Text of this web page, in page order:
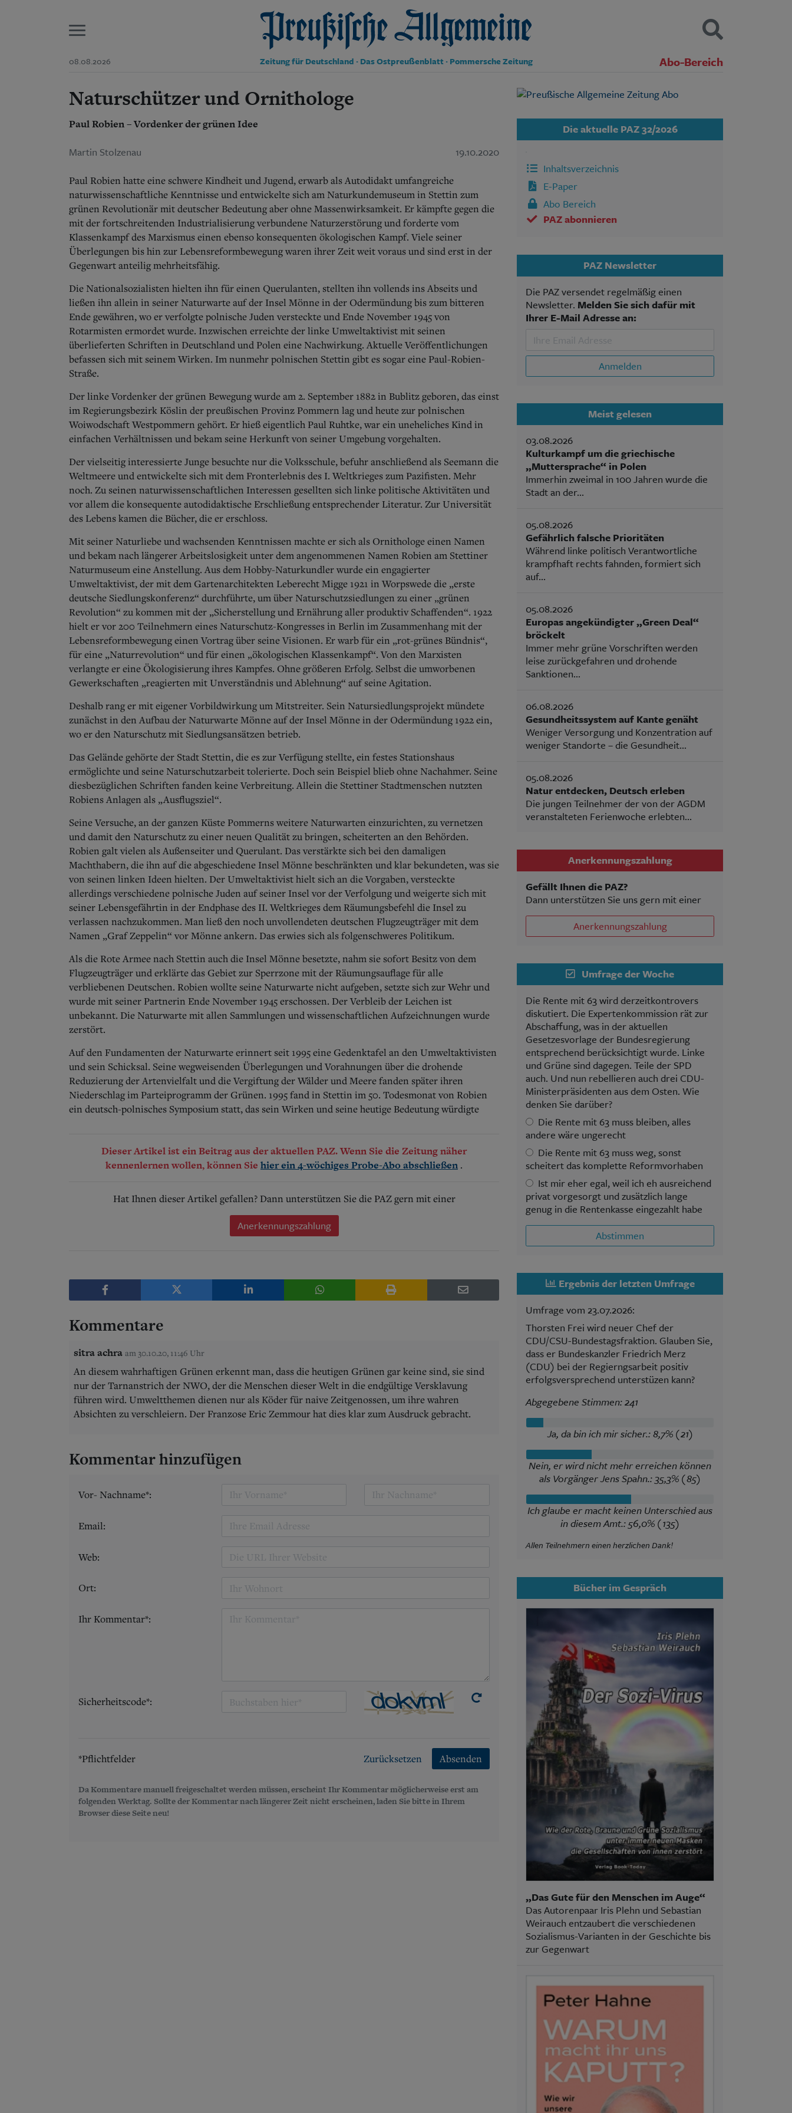
08.08.2026 Preußische Allgemeine Zeitung
Zeitung für Deutschland · Das Ostpreußenblatt · Pommersche Zeitung Abo-Bereich
Start
Wer wir sind
Aktuelle Ausgabe
Abonnenten-Login
Abonnent werden
Abo Prämien
Mediadaten
Ostpreußen
Pommern
Berlin-Brandenburg
Schlesien
Danzig und Westpreußen
Bücher
Kontakt
Datenschutz
Suchen und finden
SUCHEN
Naturschützer und Ornithologe
Paul Robien – Vordenker der grünen Idee
Martin Stolzenau 19.10.2020
Paul Robien hatte eine schwere Kindheit und Jugend, erwarb als Autodidakt umfangreiche
naturwissenschaftliche Kenntnisse und entwickelte sich am Naturkundemuseum in Stettin zum
grünen Revolutionär mit deutscher Bedeutung aber ohne Massenwirksamkeit. Er kämpfte gegen die
mit der fortschreitenden Industrialisierung verbundene Naturzerstörung und forderte vom
Klassenkampf des Marxismus einen ebenso konsequenten ökologischen Kampf. Viele seiner
Überlegungen bis hin zur Lebensreformbewegung waren ihrer Zeit weit voraus und sind erst in der
Gegenwart anteilig mehrheitsfähig.
Die Nationalsozialisten hielten ihn für einen Querulanten, stellten ihn vollends ins Abseits und
ließen ihn allein in seiner Naturwarte auf der Insel Mönne in der Odermündung bis zum bitteren
Ende gewähren, wo er verfolgte polnische Juden versteckte und Ende November 1945 von
Rotarmisten ermordet wurde. Inzwischen erreichte der linke Umweltaktivist mit seinen
überlieferten Schriften in Deutschland und Polen eine Nachwirkung. Aktuelle Veröffentlichungen
befassen sich mit seinem Wirken. Im nunmehr polnischen Stettin gibt es sogar eine Paul-Robien-
Straße.
Der linke Vordenker der grünen Bewegung wurde am 2. September 1882 in Bub­litz geboren, das einst
im Regierungsbezirk Köslin der preußischen Provinz Pommern lag und heute zur polnischen
Woiwodschaft Westpommern gehört. Er hieß eigentlich Paul Ruhtke, war ein uneheliches Kind in
einfachen Verhältnissen und bekam seine Herkunft von seiner Umgebung vorgehalten.
Der vielseitig interessierte Junge besuchte nur die Volksschule, befuhr anschließend als Seemann die
Weltmeere und entwickelte sich mit dem Fronterlebnis des I. Weltkrieges zum Pazifisten. Mehr
noch. Zu seinen naturwissenschaftlichen Interessen gesellten sich linke politische Aktivitäten und
vor allem die konsequente autodidaktische Erschließung entsprechender Literatur. Zur Universität
des Lebens kamen die Bücher, die er erschloss.
Mit seiner Naturliebe und wachsenden Kenntnissen machte er sich als Ornithologe einen Namen
und bekam nach längerer Arbeitslosigkeit unter dem angenommenen Namen Robien am Stettiner
Naturmuseum eine Anstellung. Aus dem Hobby-Naturkundler wurde ein engagierter
Umweltaktivist, der mit dem Gartenarchitekten Leberecht Migge 1921 in Worpswede die „erste
deutsche Siedlungskonferenz“ durchführte, um über Naturschutzsiedlungen zu einer „grünen
Revolution“ zu kommen mit der „Sicherstellung und Ernährung aller produktiv Schaffenden“. 1922
hielt er vor 200 Teilnehmern eines Naturschutz-Kongresses in Berlin im Zusammenhang mit der
Lebensreformbewegung einen Vortrag über seine Visionen. Er warb für ein „rot-grünes Bündnis“,
für eine „Naturrevolution“ und für einen „ökologischen Klassenkampf“. Von den Marxisten
verlangte er eine Ökologisierung ihres Kampfes. Ohne größeren Erfolg. Selbst die umworbenen
Gewerkschaften „reagierten mit Unverständnis und Ablehnung“ auf seine Agitation.
Deshalb rang er mit eigener Vorbildwirkung um Mitstreiter. Sein Natursiedlungsprojekt mündete
zunächst in den Aufbau der Naturwarte Mönne auf der Insel Mönne in der Odermündung 1922 ein,
wo er den Naturschutz mit Siedlungsansätzen betrieb.
Das Gelände gehörte der Stadt Stettin, die es zur Verfügung stellte, ein festes Stationshaus
ermöglichte und seine Naturschutzarbeit tolerierte. Doch sein Beispiel blieb ohne Nachahmer. Seine
diesbezüglichen Schriften fanden keine Verbreitung. Allein die Stettiner Stadtmenschen nutzten
Robiens Anlagen als „Ausflugsziel“.
Seine Versuche, an der ganzen Küste Pommerns weitere Naturwarten einzurichten, zu vernetzen
und damit den Naturschutz zu einer neuen Qualität zu bringen, scheiterten an den Behörden.
Robien galt vielen als Außenseiter und Querulant. Das verstärkte sich bei den damaligen
Machthabern, die ihn auf die abgeschiedene Insel Mönne beschränkten und klar bekundeten, was sie
von seinen linken Ideen hielten. Der Umweltaktivist hielt sich an die Vorgaben, versteckte
allerdings verschiedene polnische Juden auf seiner Insel vor der Verfolgung und weigerte sich mit
seiner Lebensgefährtin in der Endphase des II. Weltkrieges dem Räumungsbefehl die Insel zu
verlassen nachzukommen. Man ließ den noch unvollendeten deutschen Flugzeugträger mit dem
Namen „Graf Zeppelin“ vor Mönne ankern. Das erwies sich als folgenschweres Politikum.
Als die Rote Armee nach Stettin auch die Insel Mönne besetzte, nahm sie sofort Besitz von dem
Flugzeugträger und erklärte das Gebiet zur Sperrzone mit der Räumungsauflage für alle
verbliebenen Deutschen. Robien wollte seine Naturwarte nicht aufgeben, setzte sich zur Wehr und
wurde mit seiner Partnerin Ende November 1945 erschossen. Der Verbleib der Leichen ist
unbekannt. Die Naturwarte mit allen Sammlungen und wissenschaftlichen Aufzeichnungen wurde
zerstört.
Auf den Fundamenten der Naturwarte erinnert seit 1995 eine Gedenktafel an den Umweltaktivisten
und sein Schicksal. Seine wegweisenden Überlegungen und Vorahnungen über die drohende
Reduzierung der Artenvielfalt und die Vergiftung der Wälder und Meere fanden später ihren
Niederschlag im Parteiprogramm der Grünen. 1995 fand in Stettin im 50. Todesmonat von Robien
ein deutsch-polnisches Symposium statt, das sein Wirken und seine heutige Bedeutung würdigte
Dieser Artikel ist ein Beitrag aus der aktuellen PAZ. Wenn Sie die Zeitung näher
kennenlernen wollen, können Sie hier ein 4-wöchiges Probe-Abo abschließen .
Hat Ihnen dieser Artikel gefallen? Dann unterstützen Sie die PAZ gern mit einer
Anerkennungszahlung
Kommentare
sitra achra am 30.10.20, 11:46 Uhr
An diesem wahrhaftigen Grünen erkennt man, dass die heutigen Grünen gar keine sind, sie sind
nur der Tarnanstrich der NWO, der die Menschen dieser Welt in die endgültige Versklavung
führen wird. Umweltthemen dienen nur als Köder für naive Zeitgenossen, um ihre wahren
Absichten zu verschleiern. Der Franzose Eric Zemmour hat dies klar zum Ausdruck gebracht.
Kommentar hinzufügen
Vor- Nachname*:
Email:
Web:
Ort:
Ihr Kommentar*:
Sicherheitscode*:
*Pflichtfelder Zurücksetzen Absenden
Da Kommentare manuell freigeschaltet werden müssen, erscheint Ihr Kommentar möglicherweise erst am
folgenden Werktag. Sollte der Kommentar nach längerer Zeit nicht erscheinen, laden Sie bitte in Ihrem
Browser diese Seite neu!
Die aktuelle PAZ 32/2026
Inhaltsverzeichnis
E-Paper
Abo Bereich
PAZ abonnieren
PAZ Newsletter
Die PAZ versendet regelmäßig einen
Newsletter. Melden Sie sich dafür mit
Ihrer E-Mail Adresse an:
Anmelden
Meist gelesen
03.08.2026
Kulturkampf um die griechische
„Muttersprache“ in Polen
Immerhin zweimal in 100 Jahren wurde die
Stadt an der...
05.08.2026
Gefährlich falsche Prioritäten
Während linke politisch Verantwortliche
krampfhaft rechts fahnden, formiert sich
auf...
05.08.2026
Europas angekündigter „Green Deal“
bröckelt
Immer mehr grüne Vorschriften werden
leise zurückgefahren und drohende
Sanktionen...
06.08.2026
Gesundheitssystem auf Kante genäht
Weniger Versorgung und Konzentration auf
weniger Standorte – die Gesundheit...
05.08.2026
Natur entdecken, Deutsch erleben
Die jungen Teilnehmer der von der AGDM
veranstalteten Ferienwoche erlebten...
Anerkennungszahlung
Gefällt Ihnen die PAZ?
Dann unterstützen Sie uns gern mit einer
Anerkennungszahlung
Umfrage der Woche
Die Rente mit 63 wird derzeitkontrovers
diskutiert. Die Expertenkommission rät zur
Abschaffung, was in der aktuellen
Gesetzesvorlage der Bundesregierung
entsprechend berücksichtigt wurde. Linke
und Grüne sind dagegen. Teile der SPD
auch. Und nun rebellieren auch drei CDU-
Ministerpräsidenten aus dem Osten. Wie
denken Sie darüber?
Die Rente mit 63 muss bleiben, alles
andere wäre ungerecht
Die Rente mit 63 muss weg, sonst
scheitert das komplette Reformvorhaben
Ist mir eher egal, weil ich eh ausreichend
privat vorgesorgt und zusätzlich lange
genug in die Rentenkasse eingezahlt habe
Abstimmen
Ergebnis der letzten Umfrage
Umfrage vom 23.07.2026:
Thorsten Frei wird neuer Chef der
CDU/CSU-Bundestagsfraktion. Glauben Sie,
dass er Bundeskanzler Friedrich Merz
(CDU) bei der Regierngsarbeit positiv
erfolgsversprechend unterstüzen kann?
Abgegebene Stimmen: 241
Ja, da bin ich mir sicher.: 8,7% (21)
Nein, er wird nicht mehr erreichen können
als Vorgänger Jens Spahn.: 35,3% (85)
Ich glaube er macht keinen Unterschied aus
in diesem Amt.: 56,0% (135)
Allen Teilnehmern einen herzlichen Dank!
Bücher im Gespräch
„Das Gute für den Menschen im Auge“
Das Autorenpaar Iris Plehn und Sebastian
Weirauch entzaubert die verschiedenen
Sozialismus-Varianten in der Geschichte bis
zur Gegenwart